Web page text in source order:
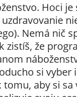
Hoci
Nemá nič
zistíš, že
si
aby si